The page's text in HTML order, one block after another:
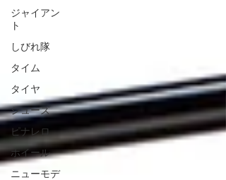
ジャイアン
ト
しびれ隊
タイム
タイヤ
シューズ
ピナレロ
ホイール
ニューモデ